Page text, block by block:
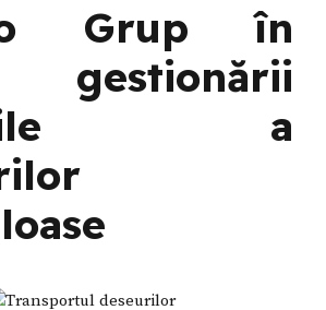
Grup în
gestionării
a